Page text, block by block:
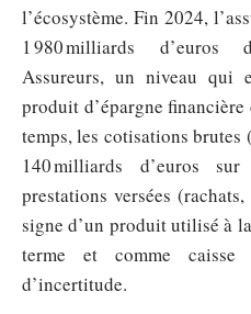
l’écosystème. Fin 2024,
1 980 milliards d’euros
Assureurs, un niveau
produit d’épargne financière
temps, les cotisations brutes
140 milliards d’euros
prestations versées
signe d’un produit utilisé à
terme et comme
d’incertitude.